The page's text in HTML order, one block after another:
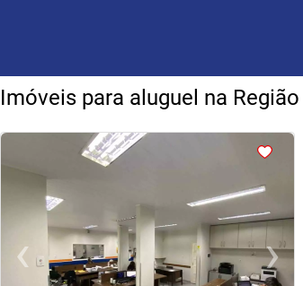
Imóveis para aluguel na
<
‹Previous ›Next